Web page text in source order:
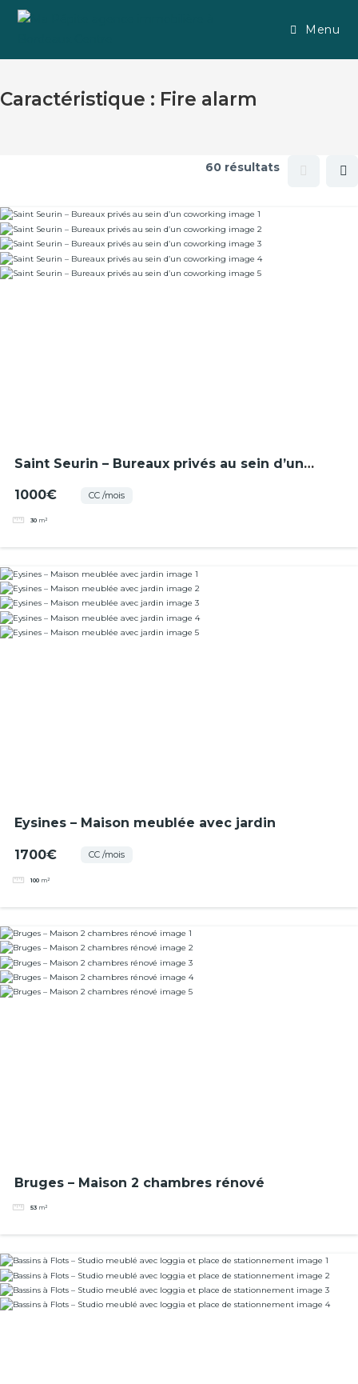
Menu
Caractéristique : Fire alarm
60 résultats
Saint Seurin – Bureaux privés au sein d’un
1000€
CC /mois
30 m²
Eysines – Maison meublée avec jardin
1700€ CC /mois
100 m²
Bruges – Maison 2 chambres rénové
53 m²